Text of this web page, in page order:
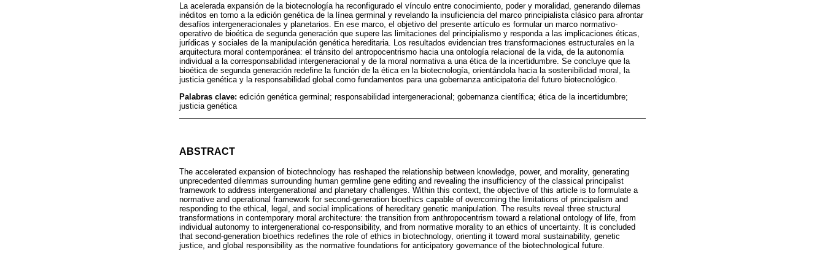
La acelerada expansión de la biotecnología ha reconfigurado el vínculo entre conocimiento, poder y moralidad, generando dilemas
inéditos en torno a la edición genética de la línea germinal y revelando la insuficiencia del marco principialista clásico para afrontar
desafíos intergeneracionales y planetarios. En ese marco, el objetivo del presente artículo es formular un marco normativo-
operativo de bioética de segunda generación que supere las limitaciones del principialismo y responda a las implicaciones éticas,
jurídicas y sociales de la manipulación genética hereditaria. Los resultados evidencian tres transformaciones estructurales en la
arquitectura moral contemporánea: el tránsito del antropocentrismo hacia una ontología relacional de la vida, de la autonomía
individual a la corresponsabilidad intergeneracional y de la moral normativa a una ética de la incertidumbre. Se concluye que la
bioética de segunda generación redefine la función de la ética en la biotecnología, orientándola hacia la sostenibilidad moral, la
justicia genética y la responsabilidad global como fundamentos para una gobernanza anticipatoria del futuro biotecnológico.
Palabras clave: edición genética germinal; responsabilidad intergeneracional; gobernanza científica; ética de la incertidumbre;
justicia genética
ABSTRACT
The accelerated expansion of biotechnology has reshaped the relationship between knowledge, power, and morality, generating
unprecedented dilemmas surrounding human germline gene editing and revealing the insufficiency of the classical principalist
framework to address intergenerational and planetary challenges. Within this context, the objective of this article is to formulate a
normative and operational framework for second-generation bioethics capable of overcoming the limitations of principalism and
responding to the ethical, legal, and social implications of hereditary genetic manipulation. The results reveal three structural
transformations in contemporary moral architecture: the transition from anthropocentrism toward a relational ontology of life, from
individual autonomy to intergenerational co-responsibility, and from normative morality to an ethics of uncertainty. It is concluded
that second-generation bioethics redefines the role of ethics in biotechnology, orienting it toward moral sustainability, genetic
justice, and global responsibility as the normative foundations for anticipatory governance of the biotechnological future.